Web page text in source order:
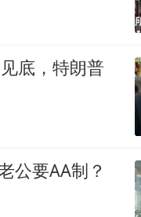
底，特朗普
公要AA制？